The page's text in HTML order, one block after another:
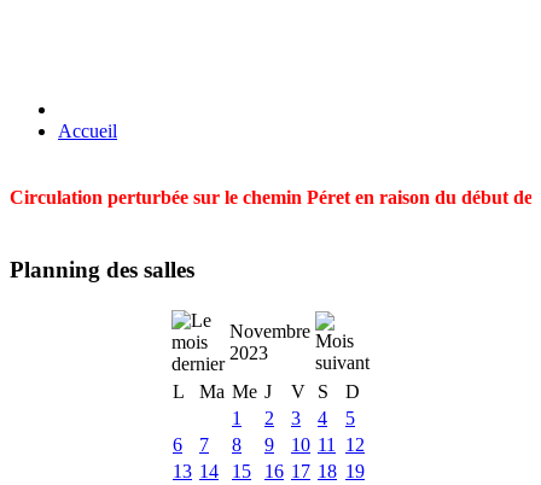
Accueil
Circulation perturbée sur le chemin Péret en raison du début
Planning des salles
Novembre
2023
L
Ma Me J V S
D
1
2 3 4
5
6
7 8 9 10 11
12
13 14 15 16 17 18 19